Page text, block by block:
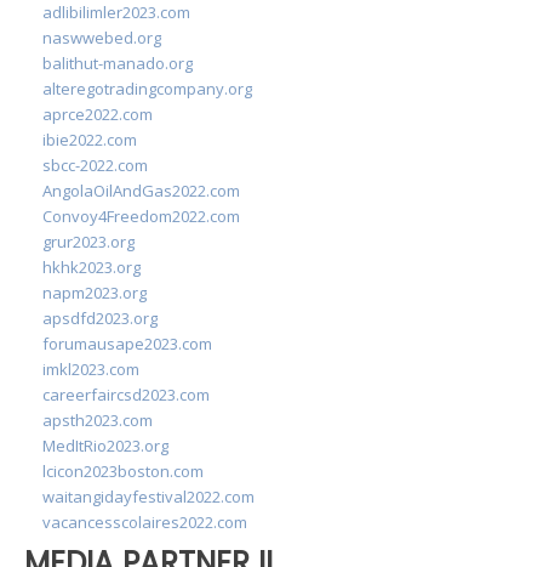
adlibilimler2023.com
naswwebed.org
balithut-manado.org
alteregotradingcompany.org
aprce2022.com
ibie2022.com
sbcc-2022.com
AngolaOilAndGas2022.com
Convoy4Freedom2022.com
grur2023.org
hkhk2023.org
napm2023.org
apsdfd2023.org
forumausape2023.com
imkl2023.com
careerfaircsd2023.com
apsth2023.com
MedItRio2023.org
lcicon2023boston.com
waitangidayfestival2022.com
vacancesscolaires2022.com